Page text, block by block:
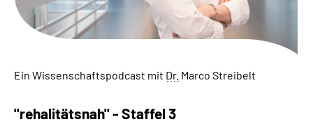
Language
Ein Wissenschaftspodcast mit Dr. Marco Streibelt
"rehalitätsnah" - Staffel 3